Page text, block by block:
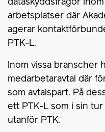
dataskyddsfrågor
arbetsplatser där
agerar
PTK-L.
Inom vissa branscher
medarbetaravtal där
som avtalspart. På
ett PTK-L som i sin
utanför PTK.